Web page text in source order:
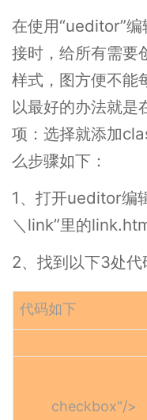
在使用“ueditor”
接时，给所有需要
样式，图方便不能
以最好的办法就是
项：选择就添加
么步骤如下：
1、打开ueditor编
＼link”里的
2、找到以下3处代
代码如下
checkbox"/>